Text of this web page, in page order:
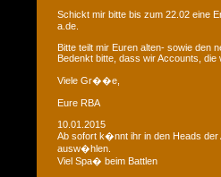
Schickt mir bitte bis zum 22.02 eine
a.de.
Bitte teilt mir Euren alten- sowie den
Bedenkt bitte, dass wir Accounts, die
Viele Gr��e,
Eure RBA
10.01.2015
Ab sofort k�nnt ihr in den Heads
ausw�hlen.
Viel Spa� beim Battlen